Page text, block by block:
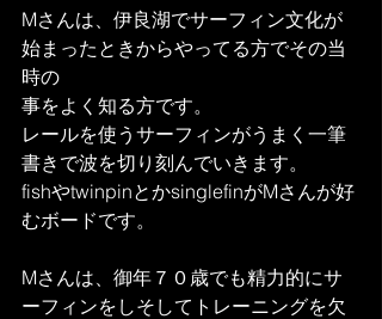
Mさんは、伊良湖でサーフィン文化が
始まったときからやってる方でその当
時の
事をよく知る方です。
レールを使うサーフィンがうまく一筆
書きで波を切り刻んでいきます。
fishやtwinpinとかsinglefinがMさんが好
むボードです。
Mさんは、御年７０歳でも精力的にサ
ーフィンをしそしてトレーニングを欠